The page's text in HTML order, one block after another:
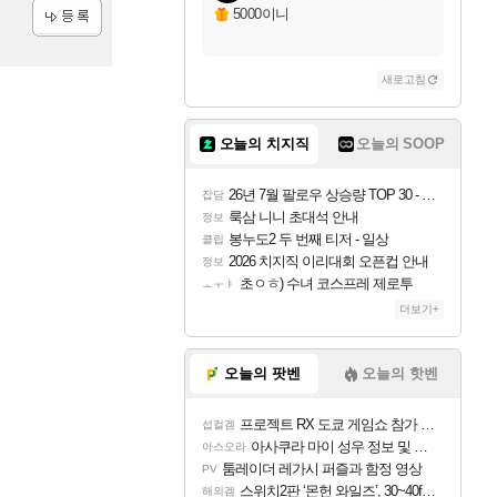
5000이니
새로고침
오늘의 치지직 오늘의 SOOP
잡담 26년 7월 팔로우 상승량 TOP 30 - 월간 치지직
정보 룩삼 니니 초대석 안내
클립 봉누도2 두 번째 티저 - 일상
정보 2026 치지직 이리대회 오픈컵 안내
ㅗㅜㅑ 초ㅇㅎ) 수녀 코스프레 제로투
더보기+
오늘의 팟벤 오늘의 핫벤
섭컬겜 프로젝트 RX 도쿄 게임쇼 참가 결정
아스오라 아사쿠라 마이 성우 정보 및 주요 필모
PV 툼레이더 레가시 퍼즐과 함정 영상
해외겜 스위치2판 ‘몬헌 와일즈’, 30~40fps 목표 추정